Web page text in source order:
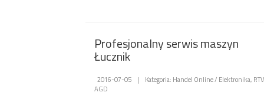
Profesjonalny serwis maszyn
Łucznik
2016-07-05 |
Kategoria: Handel Online / Elektronika,
AGD